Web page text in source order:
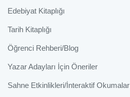
Edebiyat Kitaplığı
Tarih Kitaplığı
Öğrenci Rehberi/Blog
Yazar Adayları İçin Öneriler
Sahne Etkinlikleri/İnteraktif Okumalar